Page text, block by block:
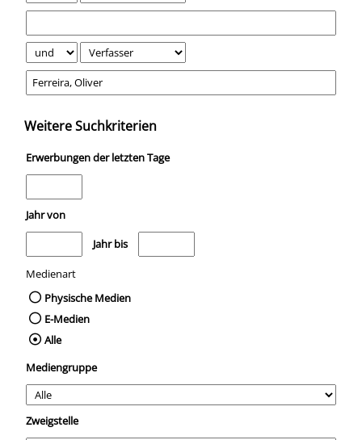
Weitere Suchkriterien
Erwerbungen der letzten Tage
Jahr von
Medien anzeigen, die nach dem Jahr veröffentlicht wurden
Jahr bis
Medienart
Physische Medien
E-Medien
Alle
Mediengruppe
Zweigstelle